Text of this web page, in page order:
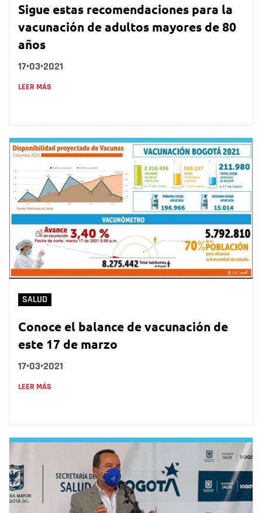
Sigue estas recomendaciones para la
vacunación de adultos mayores de 80
años
17•03•2021
LEER MÁS
SALUD
Conoce el balance de vacunación de
este 17 de marzo
17•03•2021
LEER MÁS